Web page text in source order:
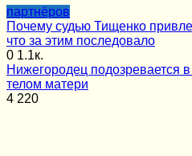
партнёров
Почему судью Тищенко
что за этим последовало
0 1.1к.
Нижегородец подозревается в
телом матери
4 220